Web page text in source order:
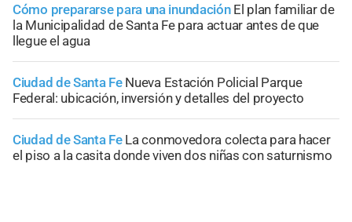
Cómo prepararse para una inundación El plan familiar de
la Municipalidad de Santa Fe para actuar antes de que
llegue el agua
Ciudad de Santa Fe Nueva Estación Policial Parque
Federal: ubicación, inversión y detalles del proyecto
Ciudad de Santa Fe La conmovedora colecta para hacer
el piso a la casita donde viven dos niñas con saturnismo